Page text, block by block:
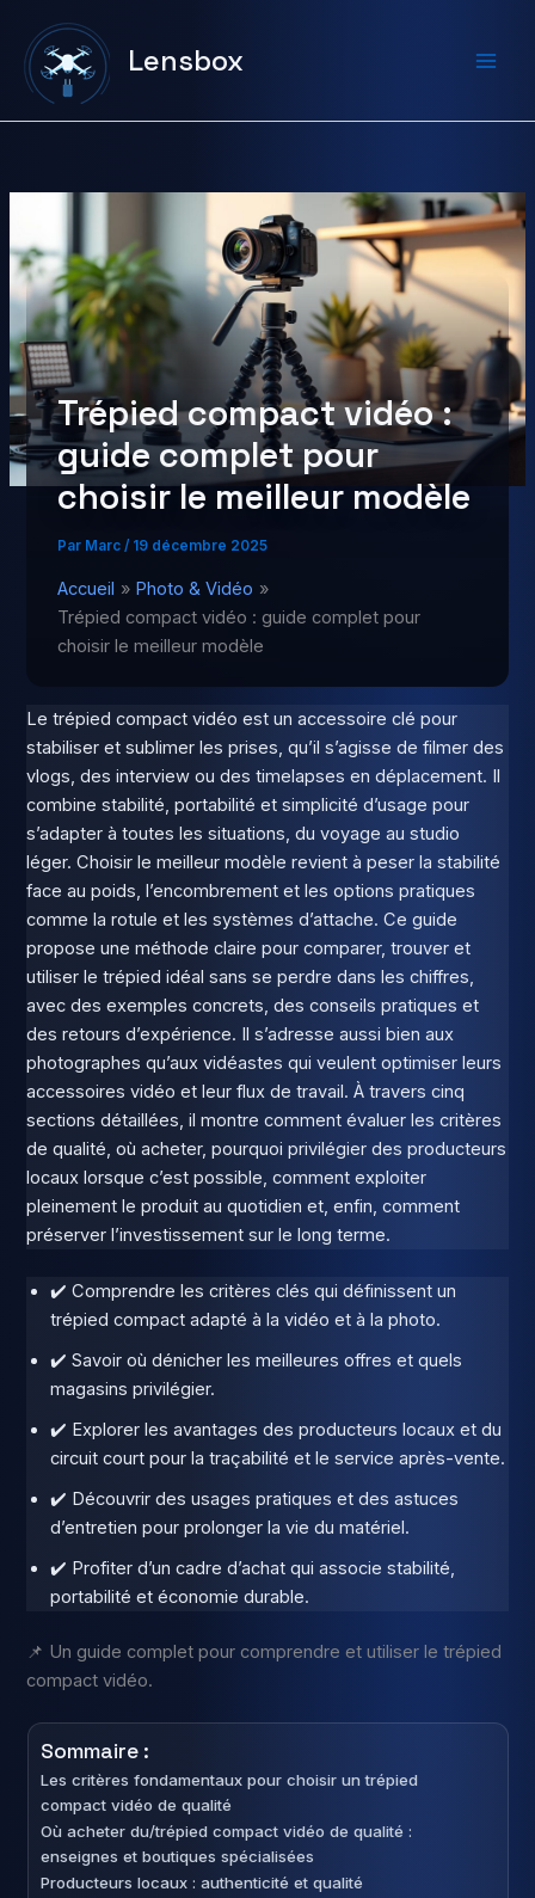
contenu
Lensbox
Trépied compact vidéo :
guide complet pour
choisir le meilleur modèle
Par Marc/ 19 décembre 2025
Accueil
Photo & Vidéo
Trépied compact vidéo : guide complet pour
choisir le meilleur modèle
Le trépied compact vidéo est un accessoire clé pour
stabiliser et sublimer les prises, qu’il s’agisse de filmer des
vlogs, des interview ou des timelapses en déplacement. Il
combine stabilité, portabilité et simplicité d’usage pour
s’adapter à toutes les situations, du voyage au studio
léger. Choisir le meilleur modèle revient à peser la stabilité
face au poids, l’encombrement et les options pratiques
comme la rotule et les systèmes d’attache. Ce guide
propose une méthode claire pour comparer, trouver et
utiliser le trépied idéal sans se perdre dans les chiffres,
avec des exemples concrets, des conseils pratiques et
des retours d’expérience. Il s’adresse aussi bien aux
photographes qu’aux vidéastes qui veulent optimiser leurs
accessoires vidéo et leur flux de travail. À travers cinq
sections détaillées, il montre comment évaluer les critères
de qualité, où acheter, pourquoi privilégier des producteurs
locaux lorsque c’est possible, comment exploiter
pleinement le produit au quotidien et, enfin, comment
préserver l’investissement sur le long terme.
✔️ Comprendre les critères clés qui définissent un
trépied compact adapté à la vidéo et à la photo.
✔️ Savoir où dénicher les meilleures offres et quels
magasins privilégier.
✔️ Explorer les avantages des producteurs locaux et du
circuit court pour la traçabilité et le service après-vente.
✔️ Découvrir des usages pratiques et des astuces
d’entretien pour prolonger la vie du matériel.
✔️ Profiter d’un cadre d’achat qui associe stabilité,
portabilité et économie durable.
📌 Un guide complet pour comprendre et utiliser le trépied
compact vidéo.
Sommaire :
Les critères fondamentaux pour choisir un trépied
compact vidéo de qualité
Où acheter du/trépied compact vidéo de qualité :
enseignes et boutiques spécialisées
Producteurs locaux : authenticité et qualité